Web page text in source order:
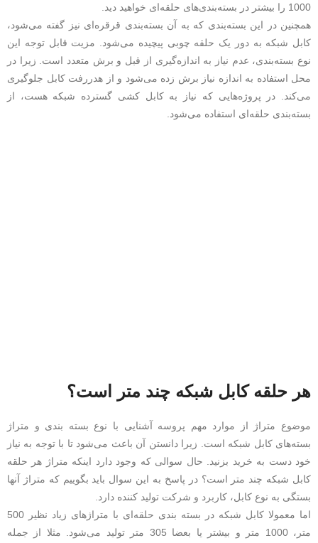
1000 را بیشتر در بسته‌بندی‌های حلقه‌ای خواهید دید.
همچنین در این بسته‌بندی که به آن بسته‌بندی قرقره‌ای نیز گفته می‌شود،
کابل شبکه به دور یک حلقه چوبی پیچیده می‌شود. مزیت قابل توجه این
نوع بسته‌بندی، عدم نیاز به اندازه‌گیری از قبل و برش متعدد است. زیرا در
محل استفاده به اندازه نیاز برش زده می‌شود و از هدررفت کابل جلوگیری
می‌کند. در پروژه‌هایی که نیاز به کابل کشی گسترده شبکه هست، از
بسته‌بندی حلقه‌ای استفاده می‌شود.
هر حلقه کابل شبکه چند متر است؟
موضوع متراژ از موارد مهم پروسه آشنایی با نوع بسته بندی و متراژ
بسته‌های کابل شبکه است. زیرا دانستن آن باعث می‌شود تا با توجه به نیاز
خود دست به خرید بزنید. حال سوالی که وجود دارد اینکه متراژ هر حلقه
کابل شبکه چند متر است؟ در پاسخ به این سوال باید بگوییم که متراژ آنها
بستگی به نوع کابل، کاربرد و شرکت تولید کننده دارد.
اما معمولا کابل شبکه در بسته بندی حلقه‌ای با متراژهای زیاد نظیر 500
متر، 1000 متر و بیشتر یا بعضا 305 متر تولید می‌شود. مثلا از جمله